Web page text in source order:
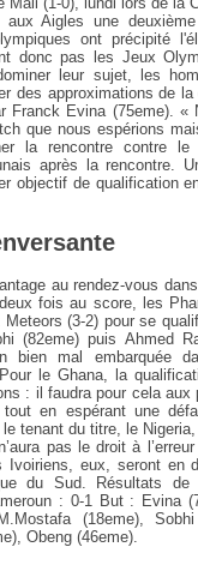
Aigles une
ont précipité
donc pas les Jeux
leur sujet, les
des approximations de la
Franck Evina (75eme). «
que nous espérions
la rencontre contre
après la rencontre.
objectif de qualification
au rendez-vous
fois au score, les
(3-2) pour se
(82eme) puis Ahmed
bien mal embarquée
le Ghana, la
: il faudra pour cela aux
en espérant une
tenant du titre, le
pas le droit à
Ivoiriens, eux, seront en
du Sud. Résultats de
: 0-1 But : Evina
(18eme), Sobhi
Obeng (46eme).